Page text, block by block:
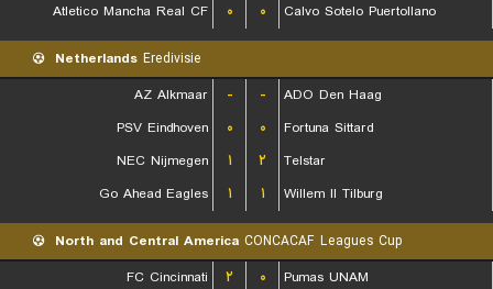
Atletico Mancha Real CF
۰ ۰ Calvo Sotelo Puertollano
Netherlands Eredivisie
AZ Alkmaar
- -
ADO Den Haag
PSV Eindhoven
۰ ۰
Fortuna Sittard
NEC Nijmegen
۱ ۲
Telstar
Go Ahead Eagles
۱ ۱ Willem II Tilburg
North and Central America CONCACAF Leagues Cup
FC Cincinnati
۲ ۰
Pumas UNAM